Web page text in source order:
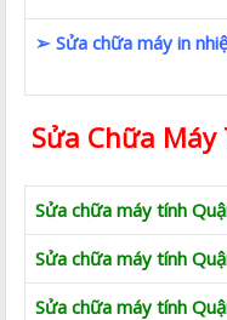
➢ Sửa chữa máy in
Sửa Chữa
Sửa chữa máy tính
Sửa chữa máy tính
Sửa chữa máy tính